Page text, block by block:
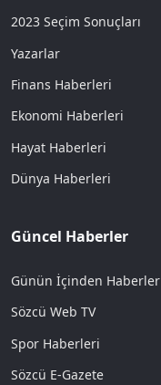
2023 Seçim Sonuçları
Yazarlar
Finans Haberleri
Ekonomi Haberleri
Hayat Haberleri
Dünya Haberleri
Güncel Haberler
Günün İçinden Haberler
Sözcü Web TV
Spor Haberleri
Sözcü E-Gazete